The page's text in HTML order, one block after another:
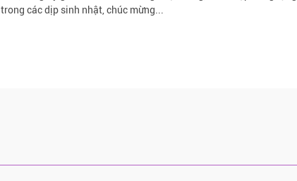
trong các dịp sinh nhật, chúc mừng...